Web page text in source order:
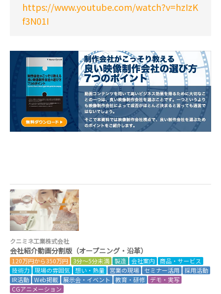
https://www.youtube.com/watch?v=hzIzK
f3N01I
クニミネ工業株式会社
会社紹介動画分割版（オープニング・沿革）
120万円から350万円 3分～5分未満 製造 会社案内 商品・サービス
技術力 現場の雰囲気 想い・熱量 営業の現場 セミナー活用
採用活動
IR活動 Web掲載 展示会・イベント 教育・研修
デモ・実写
CGアニメーション